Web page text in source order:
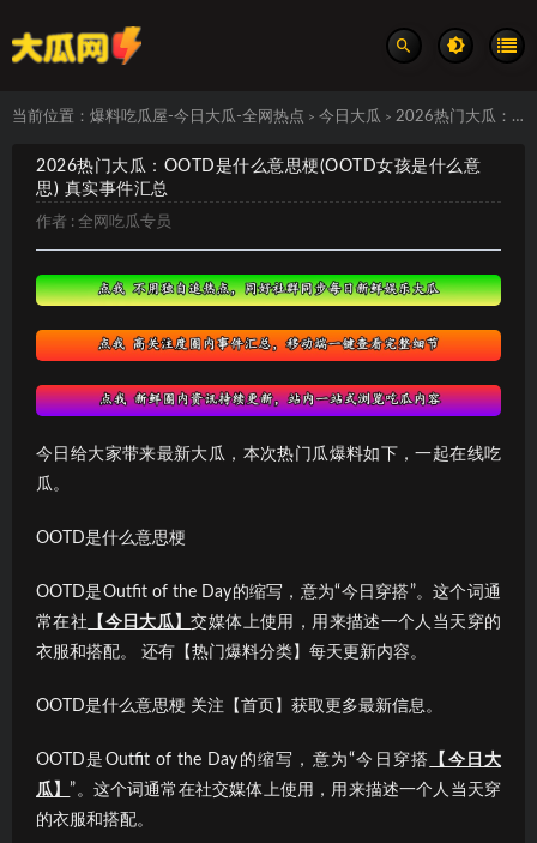
当前位置： 爆料吃瓜屋-今日大瓜-全网热点 > 今日大瓜 > 2026热门大瓜：OOTD是什么意思梗(OOTD女孩是什么意思) 真实事件汇总
2026热门大瓜：OOTD是什么意思梗(OOTD女孩是什么意
思) 真实事件汇总
作者 : 全网吃瓜专员
今日给大家带来最新大瓜，本次热门瓜爆料如下，一起在线吃
瓜。
OOTD是什么意思梗
OOTD是Outfit of the Day的缩写，意为“今日穿搭”。这个词通
常在社 【今日大瓜】交媒体上使用，用来描述一个人当天穿的
衣服和搭配。 还有【热门爆料分类】每天更新内容。
OOTD是什么意思梗 关注【首页】获取更多最新信息。
OOTD是Outfit of the Day的缩写，意为“今日穿搭
【今日大
瓜】 ”。这个词通常在社交媒体上使用，用来描述一个人当天穿
的衣服和搭配。